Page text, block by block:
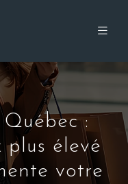
:
plus élevé
votre